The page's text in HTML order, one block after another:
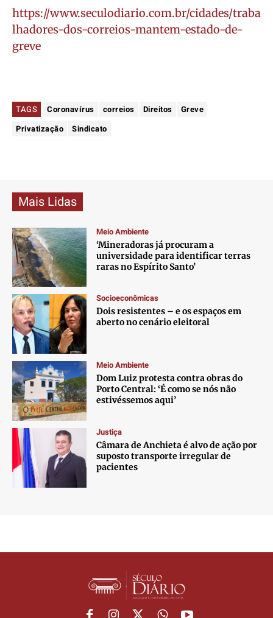
https://www.seculodiario.com.br/cidades/traba
lhadores-dos-correios-mantem-estado-de-
greve
TAGS Coronavírus correios Direitos
Greve
Privatização
Sindicato
Mais Lidas
Meio Ambiente
‘Mineradoras já procuram a
universidade para identificar terras
raras no Espírito Santo’
Socioeconômicas
Dois resistentes – e os espaços em
aberto no cenário eleitoral
Meio Ambiente
Dom Luiz protesta contra obras do
Porto Central: ‘É como se nós não
estivéssemos aqui’
Justiça
Câmara de Anchieta é alvo de ação por
suposto transporte irregular de
pacientes